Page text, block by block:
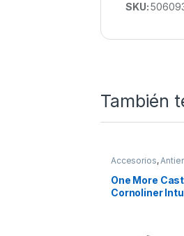
SKU:
También
Accesorios,
One More
Cornoliner